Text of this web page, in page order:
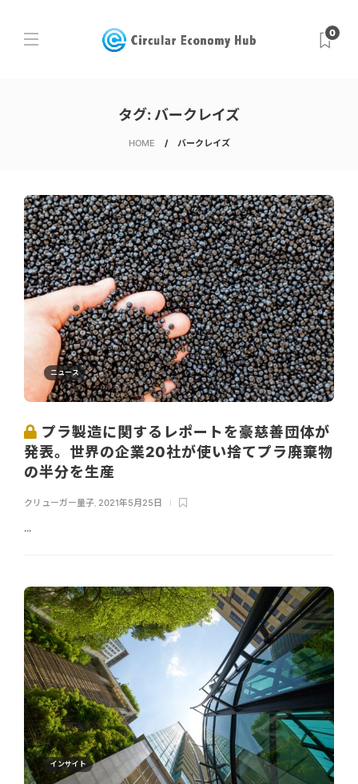
0
タグ: バークレイズ
HOME バークレイズ
ニュース
プラ製造に関するレポートを豪慈善団体が
発表。世界の企業20社が使い捨てプラ廃棄物
の半分を生産
クリューガー量子 2021年5月25日
...
インサイト